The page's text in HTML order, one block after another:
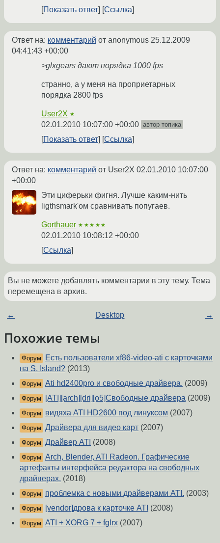
Показать ответ
Ссылка
Ответ на: комментарий от anonymous 25.12.2009
04:41:43 +00:00
>glxgears дают порядка 1000 fps
странно, а у меня на проприетарных
порядка 2800 fps
User2X ★
02.01.2010 10:07:00 +00:00 автор топика
Показать ответ Ссылка
Ответ на: комментарий от User2X 02.01.2010 10:07:00
+00:00
Эти циферьки фигня. Лучше каким-нить
ligthsmark'ом сравнивать попугаев.
Gorthauer ★★★★★
02.01.2010 10:08:12 +00:00
Ссылка
Вы не можете добавлять комментарии в эту тему. Тема
перемещена в архив.
← Desktop →
Похожие темы
Форум
Есть пользователи xf86-video-ati с карточками
на S. Island? (2013)
Форум Ati hd2400pro и свободные драйвера. (2009)
Форум [ATI][arch][dri][о5]Свободные драйвера (2009)
Форум видяха ATI HD2600 под линуксом (2007)
Форум Драйвера для видео карт (2007)
Форум Драйвер ATI (2008)
Форум Arch, Blender, ATI Radeon. Графические
артефакты интерфейса редактора на свободных
драйверах. (2018)
Форум проблемка с новыми драйверами ATI. (2003)
Форум [vendor]дрова к карточке ATI (2008)
Форум ATI + XORG 7 + fglrx (2007)